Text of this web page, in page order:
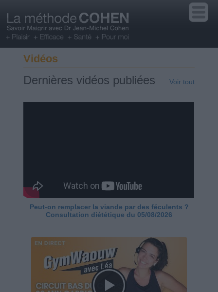
Vidéos
Dernières vidéos publiées Voir tout
Peut-on remplacer la viande par des féculents ?
Consultation diététique du 05/08/2026